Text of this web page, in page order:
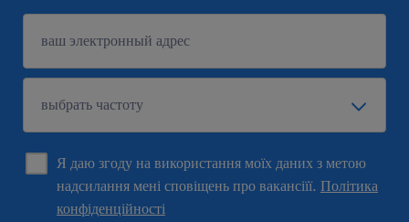
Я даю згоду на використання моїх даних з метою
надсилання мені сповіщень про вакансіїї. Політика
конфіденційності